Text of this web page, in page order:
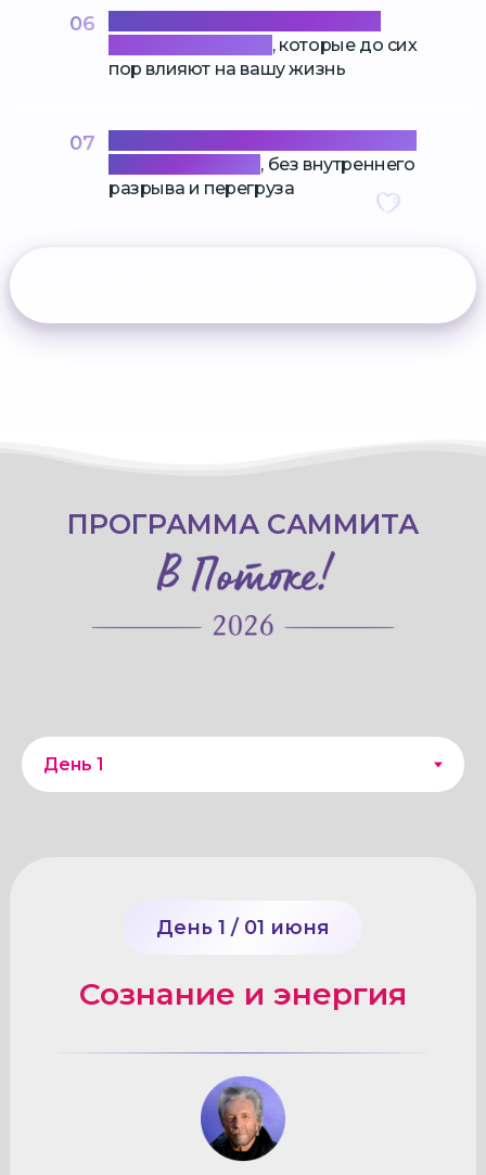
06
07
, которые до сих
пор влияют на вашу жизнь
, без внутреннего
разрыва и перегруза
ПРОГРАММА САММИТА
Сознание и энергия
День 1 / 01 июня